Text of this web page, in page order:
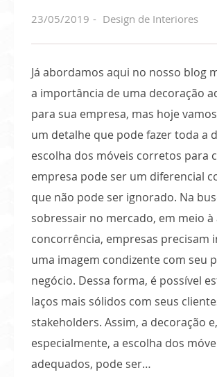
23/05/2019 Design de Interiores
Já abordamos aqui no nosso blog
a importância de uma decoração
para sua empresa, mas hoje
um detalhe que pode fazer toda a
escolha dos móveis corretos para
empresa pode ser um diferencial
que não pode ser ignorado. Na
sobressair no mercado, em meio à
concorrência, empresas precisam
uma imagem condizente com seu
negócio. Dessa forma, é possível
laços mais sólidos com seus
stakeholders. Assim, a decoração e,
especialmente, a escolha dos
adequados, pode ser…